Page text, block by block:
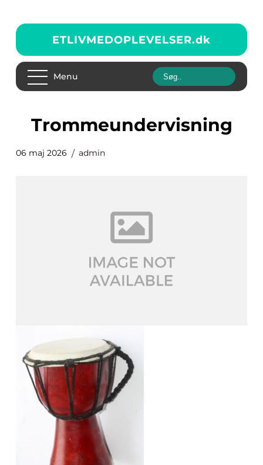
ETLIVMEDOPLEVELSER.dk
Menu
trommeundervisning
06 maj 2026 admin